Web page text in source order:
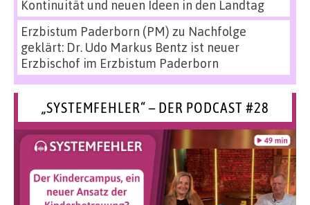
Kontinuität und neuen Ideen in den Landtag
Erzbistum Paderborn (PM) zu Nachfolge
geklärt: Dr. Udo Markus Bentz ist neuer
Erzbischof im Erzbistum Paderborn
„SYSTEMFEHLER“ – DER PODCAST #28